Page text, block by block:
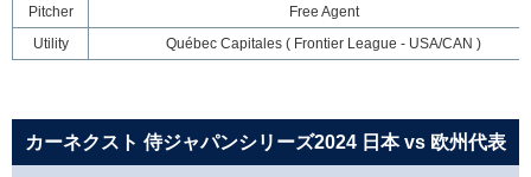
Pitcher
Free Agent
Utility
Québec Capitales ( Frontier League - USA/CAN )
カーネクスト 侍ジャパンシリーズ2024 日本 vs 欧州代表